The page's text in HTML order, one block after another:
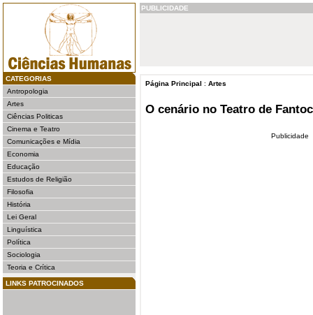
CATEGORIAS
Antropologia
Artes
Ciências Politicas
Cinema e Teatro
Comunicações e Mídia
Economia
Educação
Estudos de Religião
Filosofia
História
Lei Geral
Linguística
Política
Sociologia
Teoria e Crítica
LINKS PATROCINADOS
PUBLICIDADE
Página Principal : Artes
O cenário no Teatro de
Publicidade